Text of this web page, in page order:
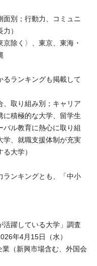
別；行動力、コミュニ
）
除く〉、東京、東海・
るランキングも掲載して
、取り組み別；キャリア
に積極的な大学、留学生
ル教育に熱心に取り組
学、就職支援体制が充実
大学）
ランキングとも、「中小
活躍している大学」調査
年4月15日（水）
（新興市場含む、外国会